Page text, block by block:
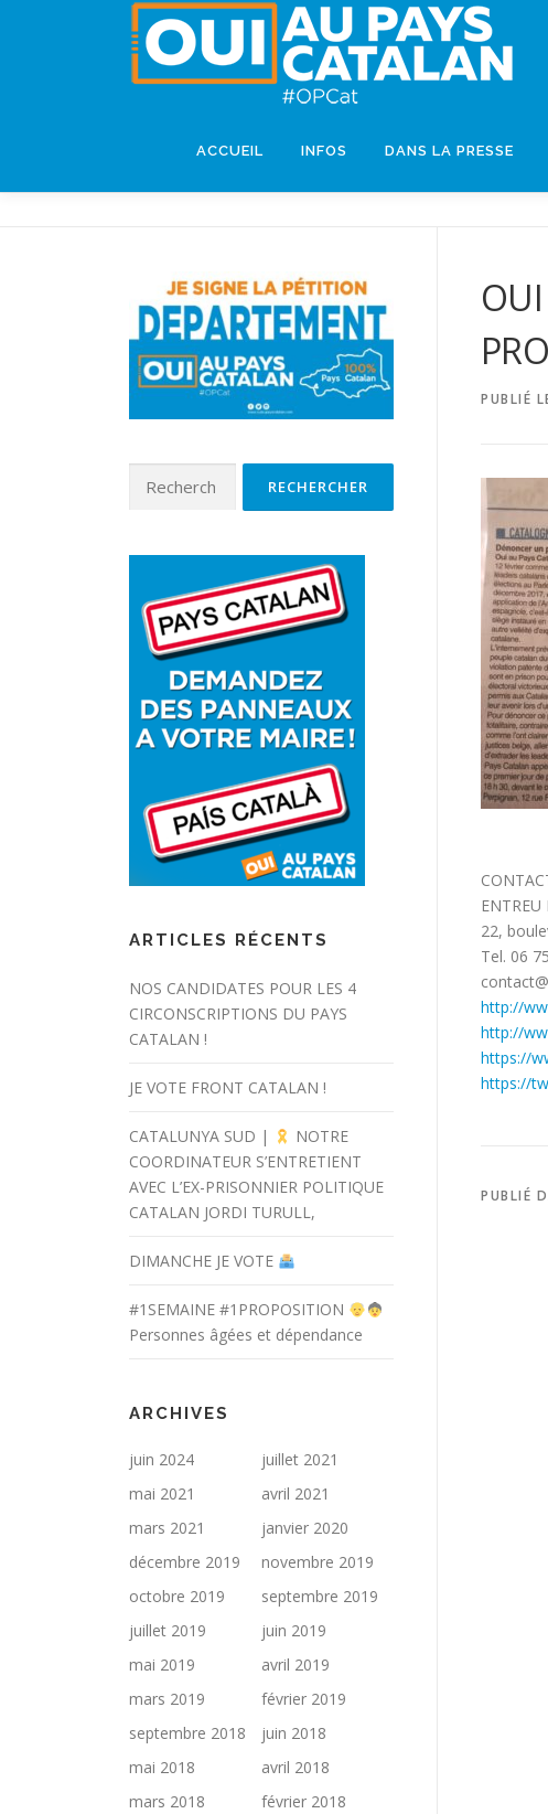
ACCUEIL INFOS DANS LA PRESSE
PUBLIÉ
22,
Tel. 06
http://
http://
https://
https://
PUBLIÉ
ARTICLES RÉCENTS
NOS CANDIDATES POUR LES 4
CIRCONSCRIPTIONS DU PAYS
CATALAN !
JE VOTE FRONT CATALAN !
CATALUNYA SUD |
NOTRE
COORDINATEUR S’ENTRETIENT
AVEC L’EX-PRISONNIER POLITIQUE
CATALAN JORDI TURULL,
DIMANCHE JE VOTE
#1SEMAINE #1PROPOSITION
Personnes âgées et dépendance
ARCHIVES
juin 2024
juillet 2021
mai 2021
avril 2021
mars 2021
janvier 2020
décembre 2019
novembre 2019
octobre 2019
septembre 2019
juillet 2019
juin 2019
mai 2019
avril 2019
mars 2019
février 2019
septembre 2018
juin 2018
mai 2018
avril 2018
mars 2018
février 2018